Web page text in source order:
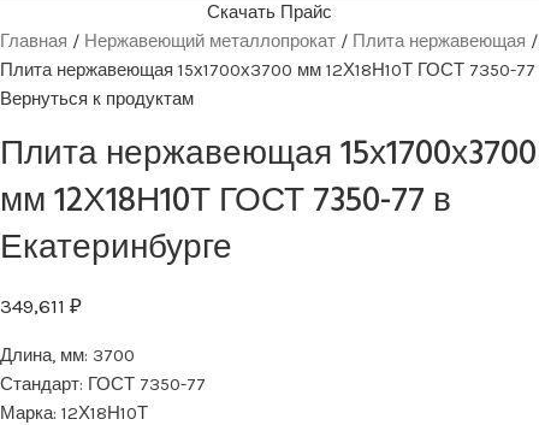
Скачать Прайс
Главная Нержавеющий металлопрокат
Плита нержавеющая
Плита нержавеющая 15х1700х3700 мм 12Х18Н10Т ГОСТ 7350-77
Вернуться к продуктам
Плита нержавеющая 15х1700х3700
мм 12Х18Н10Т ГОСТ 7350-77 в
Екатеринбурге
349,611 ₽
Длина, мм: 3700
Стандарт: ГОСТ 7350-77
Марка: 12Х18Н10Т